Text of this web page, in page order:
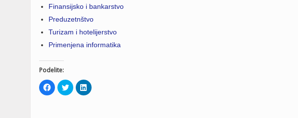
Finansijsko i bankarstvo
Preduzetnštvo
Turizam i hotelijerstvo
Primenjena informatika
Podelite:
Click
to
share
Click
to
share
Click
to